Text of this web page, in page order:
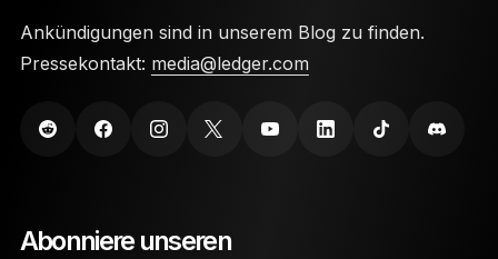
Ankündigungen sind in unserem Blog zu finden.
Pressekontakt: media@ledger.com
Abonniere unseren